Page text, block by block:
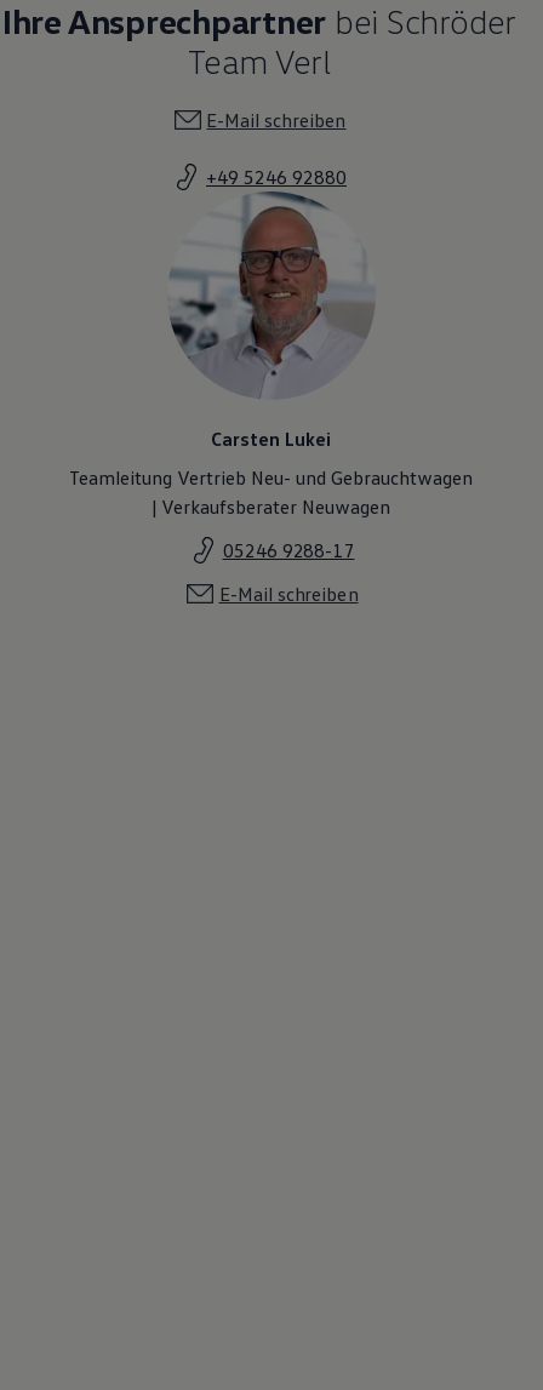
Ihre Ansprechpartner bei Schröder
Team Verl
E-Mail schreiben
+49 5246 92880
Carsten Lukei
Teamleitung Vertrieb Neu- und Gebrauchtwagen
| Verkaufsberater Neuwagen
05246 9288-17
E-Mail schreiben